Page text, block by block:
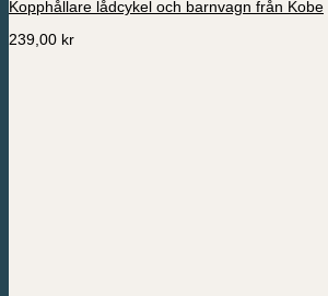
Kopphållare lådcykel och barnvagn från Kobe
239,00 kr